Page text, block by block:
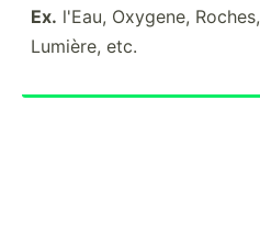
Ex. l'Eau, Oxygene, Roches,
Lumière, etc.